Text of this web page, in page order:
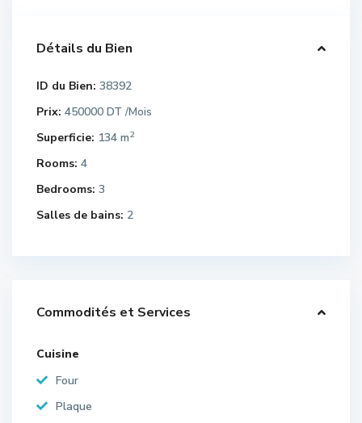
Détails du Bien
ID du Bien: 38392
Prix: 450000 DT /Mois
Superficie: 134 m2
Rooms: 4
Bedrooms: 3
Salles de bains: 2
Commodités et Services
Cuisine
Four
Plaque